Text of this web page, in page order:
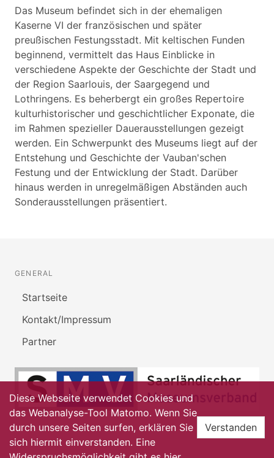
Das Museum befindet sich in der ehemaligen
Kaserne VI der französischen und später
preußischen Festungsstadt. Mit keltischen Funden
beginnend, vermittelt das Haus Einblicke in
verschiedene Aspekte der Geschichte der Stadt und
der Region Saarlouis, der Saargegend und
Lothringens. Es beherbergt ein großes Repertoire
kulturhistorischer und geschichtlicher Exponate, die
im Rahmen spezieller Dauerausstellungen gezeigt
werden. Ein Schwerpunkt des Museums liegt auf der
Entstehung und Geschichte der Vauban'schen
Festung und der Entwicklung der Stadt. Darüber
hinaus werden in unregelmäßigen Abständen auch
Sonderausstellungen präsentiert.
GENERAL
Startseite
Kontakt/Impressum
Partner
Diese Webseite verwendet Cookies und
das Webanalyse-Tool Matomo. Wenn Sie
durch unsere Seiten surfen, erklären Sie
sich hiermit einverstanden. Eine
Verstanden